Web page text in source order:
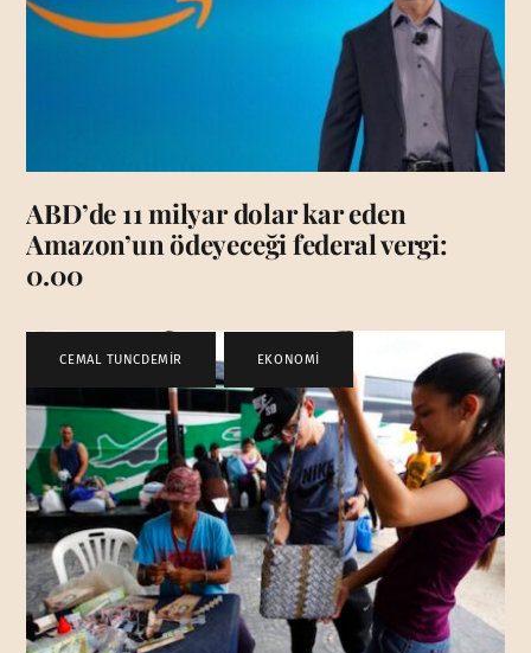
ABD’de 11 milyar dolar kar eden
Amazon’un ödeyeceği federal vergi:
0.00
CEMAL TUNCDEMİR , EKONOMİ